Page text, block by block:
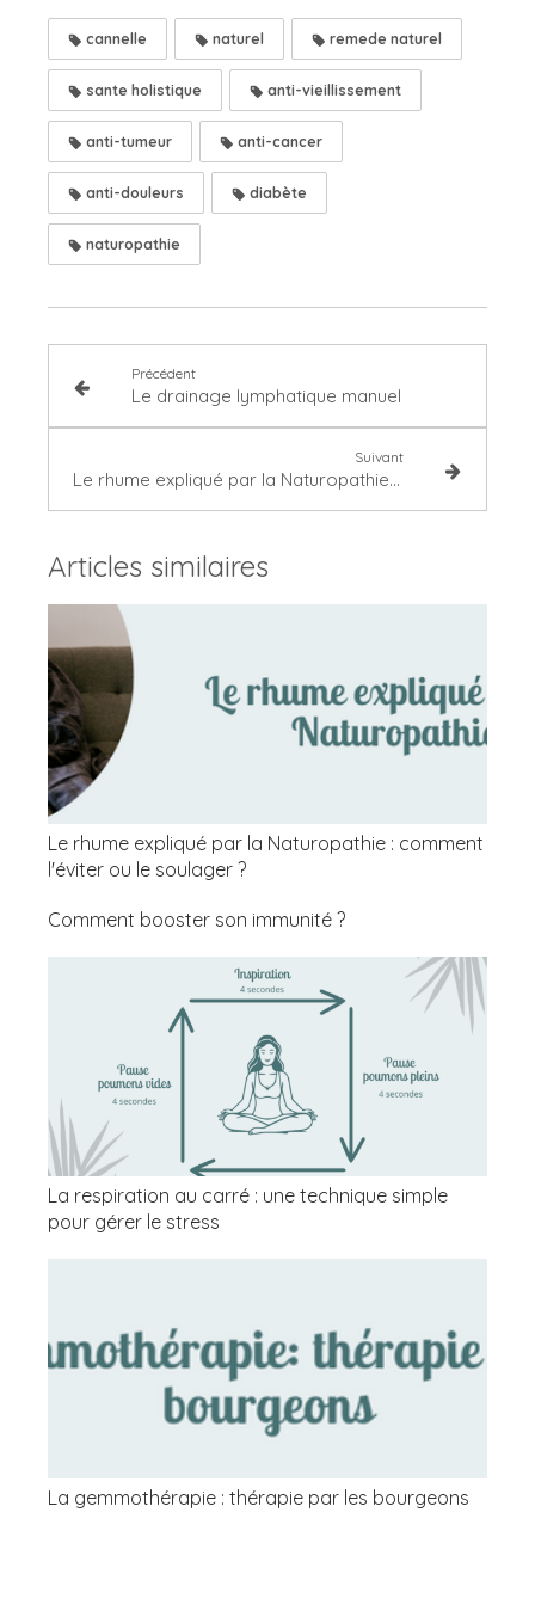
cannelle naturel remede naturel
sante holistique anti-vieillissement
anti-tumeur anti-cancer
anti-douleurs diabète
naturopathie
Précédent
Le drainage lymphatique manuel
Suivant
Le rhume expliqué par la Naturopathie : comment l'éviter ou le soulager ?
Articles similaires
Le rhume expliqué par la Naturopathie : comment
l'éviter ou le soulager ?
Comment booster son immunité ?
La respiration au carré : une technique simple
pour gérer le stress
La gemmothérapie : thérapie par les bourgeons